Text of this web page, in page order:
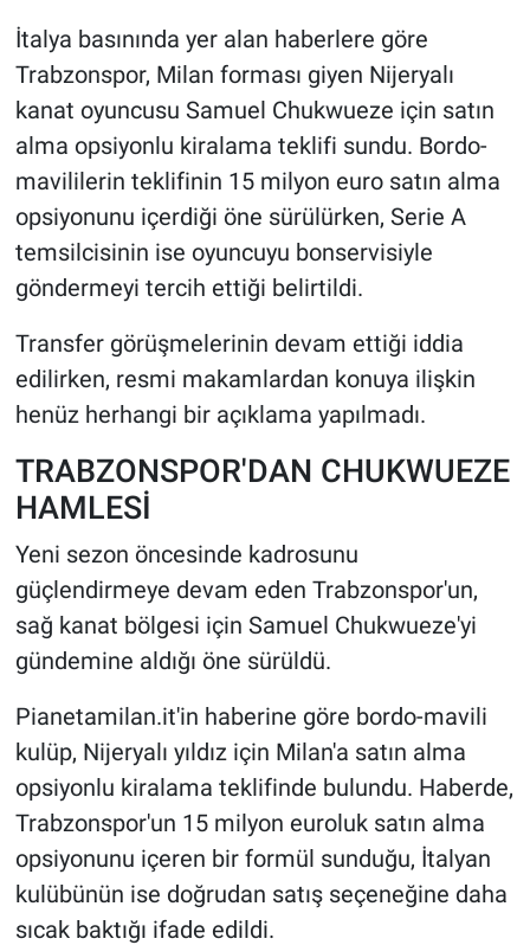
İtalya basınında yer alan haberlere göre
Trabzonspor, Milan forması giyen Nijeryalı
kanat oyuncusu Samuel Chukwueze için satın
alma opsiyonlu kiralama teklifi sundu. Bordo-
mavililerin teklifinin 15 milyon euro satın alma
opsiyonunu içerdiği öne sürülürken, Serie A
temsilcisinin ise oyuncuyu bonservisiyle
göndermeyi tercih ettiği belirtildi.
Transfer görüşmelerinin devam ettiği iddia
edilirken, resmi makamlardan konuya ilişkin
henüz herhangi bir açıklama yapılmadı.
TRABZONSPOR'DAN CHUKWUEZE
HAMLESİ
Yeni sezon öncesinde kadrosunu
güçlendirmeye devam eden Trabzonspor'un,
sağ kanat bölgesi için Samuel Chukwueze'yi
gündemine aldığı öne sürüldü.
Pianetamilan.it'in haberine göre bordo-mavili
kulüp, Nijeryalı yıldız için Milan'a satın alma
opsiyonlu kiralama teklifinde bulundu. Haberde,
Trabzonspor'un 15 milyon euroluk satın alma
opsiyonunu içeren bir formül sunduğu, İtalyan
kulübünün ise doğrudan satış seçeneğine daha
sıcak baktığı ifade edildi.
Bilim, Teknoloji